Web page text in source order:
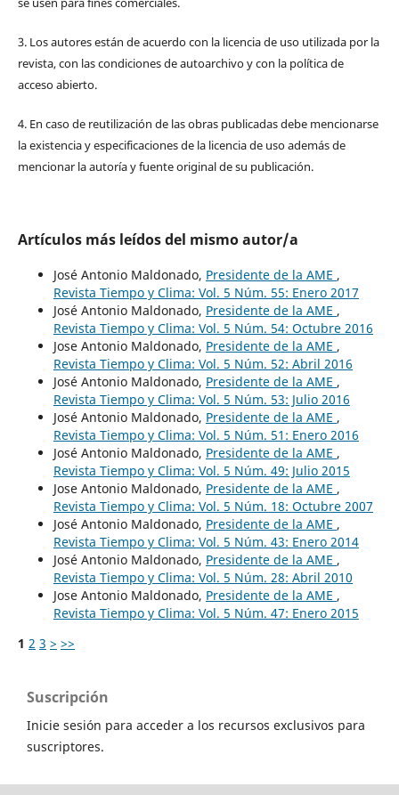
3. Los autores están de acuerdo con la licencia de uso utilizada por la
revista, con las condiciones de autoarchivo y con la política de
acceso abierto.
4. En caso de reutilización de las obras publicadas debe mencionarse
la existencia y especificaciones de la licencia de uso además de
mencionar la autoría y fuente original de su publicación.
Artículos más leídos del mismo autor/a
José Antonio Maldonado, Presidente de la AME ,
Revista Tiempo y Clima: Vol. 5 Núm. 55: Enero 2017
José Antonio Maldonado, Presidente de la AME ,
Revista Tiempo y Clima: Vol. 5 Núm. 54: Octubre 2016
Jose Antonio Maldonado, Presidente de la AME ,
Revista Tiempo y Clima: Vol. 5 Núm. 52: Abril 2016
José Antonio Maldonado, Presidente de la AME ,
Revista Tiempo y Clima: Vol. 5 Núm. 53: Julio 2016
José Antonio Maldonado, Presidente de la AME ,
Revista Tiempo y Clima: Vol. 5 Núm. 51: Enero 2016
José Antonio Maldonado, Presidente de la AME ,
Revista Tiempo y Clima: Vol. 5 Núm. 49: Julio 2015
Jose Antonio Maldonado, Presidente de la AME ,
Revista Tiempo y Clima: Vol. 5 Núm. 18: Octubre 2007
José Antonio Maldonado, Presidente de la AME ,
Revista Tiempo y Clima: Vol. 5 Núm. 43: Enero 2014
José Antonio Maldonado, Presidente de la AME ,
Revista Tiempo y Clima: Vol. 5 Núm. 28: Abril 2010
Jose Antonio Maldonado, Presidente de la AME ,
Revista Tiempo y Clima: Vol. 5 Núm. 47: Enero 2015
1 2 3 > >>
Suscripción
Inicie sesión para acceder a los recursos exclusivos para
suscriptores.